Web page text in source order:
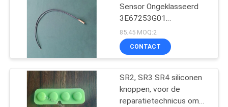
Dak Opgezette
Koelingseenheid
Sensor Ongeklasseerd
3E67253G01
10K,SP/SLXi/SLXe
85.45 MOQ:2
CONTACT
SR2, SR3 SR4 siliconen
knoppen, voor de
reparatietechnicus om